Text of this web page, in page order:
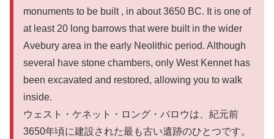
monuments to be built , in about 3650 BC. It is one of
at least 20 long barrows that were built in the wider
Avebury area in the early Neolithic period. Although
several have stone chambers, only West Kennet has
been excavated and restored, allowing you to walk
inside.
ウェスト・ケネット・ロング・バロウは、紀元前
3650年頃に建設された最も古い遺跡のひとつです。